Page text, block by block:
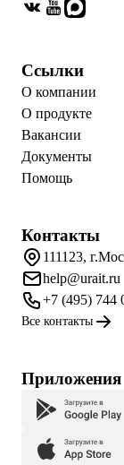
Ссылки
О компании
О продукте
Вакансии
Документы
Помощь
Контакты
111123,
help@urait.ru
+7 (495) 744
Все контакты
Приложения